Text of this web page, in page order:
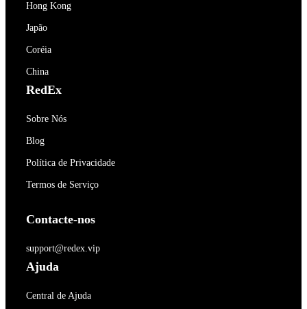
Hong Kong
Japão
Coréia
China
RedEx
Sobre Nós
Blog
Política de Privacidade
Termos de Serviço
Contacte-nos
support@redex.vip
Ajuda
Central de Ajuda